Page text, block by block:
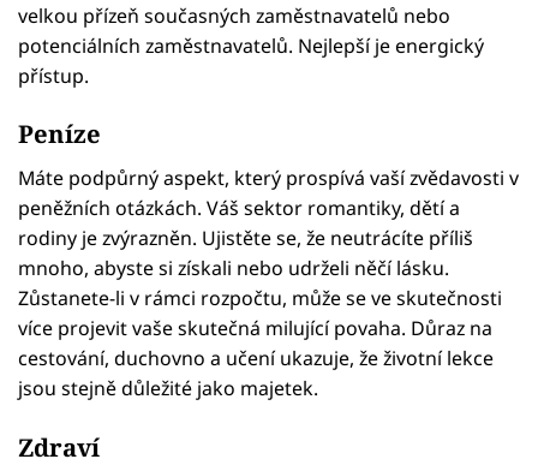
velkou přízeň současných zaměstnavatelů nebo
potenciálních zaměstnavatelů. Nejlepší je energický
přístup.
Peníze
Máte podpůrný aspekt, který prospívá vaší zvědavosti v
peněžních otázkách. Váš sektor romantiky, dětí a
rodiny je zvýrazněn. Ujistěte se, že neutrácíte příliš
mnoho, abyste si získali nebo udrželi něčí lásku.
Zůstanete-li v rámci rozpočtu, může se ve skutečnosti
více projevit vaše skutečná milující povaha. Důraz na
cestování, duchovno a učení ukazuje, že životní lekce
jsou stejně důležité jako majetek.
Zdraví